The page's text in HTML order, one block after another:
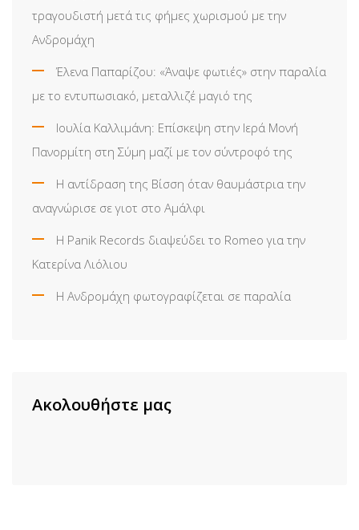
τραγουδιστή μετά τις φήμες χωρισμού με την
Ανδρομάχη
Έλενα Παπαρίζου: «Άναψε φωτιές» στην παραλία
με το εντυπωσιακό, μεταλλιζέ μαγιό της
Ιουλία Καλλιμάνη: Επίσκεψη στην Ιερά Μονή
Πανορμίτη στη Σύμη μαζί με τον σύντροφό της
Η αντίδραση της Βίσση όταν θαυμάστρια την
αναγνώρισε σε γιοτ στο Αμάλφι
Η Panik Records διαψεύδει το Romeo για την
Κατερίνα Λιόλιου
Η Ανδρομάχη φωτογραφίζεται σε παραλία
Ακολουθήστε μας